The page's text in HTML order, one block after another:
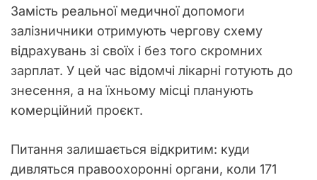
Замість реальної медичної допомоги
залізничники отримують чергову схему
відрахувань зі своїх і без того скромних
зарплат. У цей час відомчі лікарні готують до
знесення, а на їхньому місці планують
комерційний проєкт.
Питання залишається відкритим: куди
дивляться правоохоронні органи, коли 171